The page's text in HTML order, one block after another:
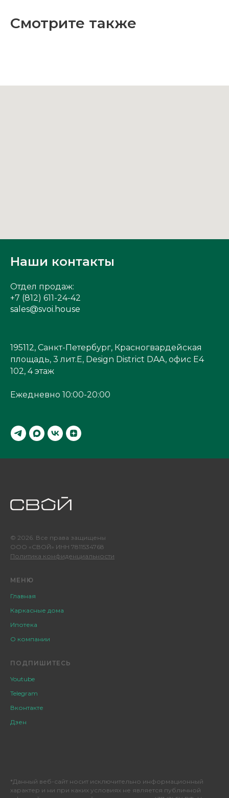
Смотрите также
Наши контакты
Отдел продаж:
+7 (812) 611-24-42
sales@svoi.house
195112, Санкт-Петербург, Красногвардейская
площадь, 3 лит.Е, Design District DAA, офис Е4
102, 4 этаж
Ежедневно 10:00-20:00
© 2026. Все права защищены
ООО «СВОЙ» ИНН 7811534768
Политика конфиденциальности
МЕНЮ
Главная
Каркасные дома
Ипотека
О компании
ПОДПИШИТЕСЬ
Youtube
Telegram
Вконтакте
Дзен
*Данный веб-сайт носит исключительно информационный
характер и ни при каких условиях не является публичной